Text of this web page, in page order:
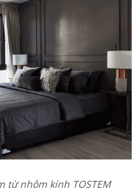
từ nhôm kính TOSTEM